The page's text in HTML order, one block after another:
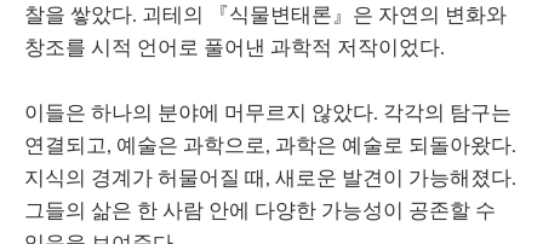
찰을 쌓았다. 괴테의 『식물변태론』은 자연의 변화와
창조를 시적 언어로 풀어낸 과학적 저작이었다.
이들은 하나의 분야에 머무르지 않았다. 각각의 탐구는
연결되고, 예술은 과학으로, 과학은 예술로 되돌아왔다.
지식의 경계가 허물어질 때, 새로운 발견이 가능해졌다.
그들의 삶은 한 사람 안에 다양한 가능성이 공존할 수